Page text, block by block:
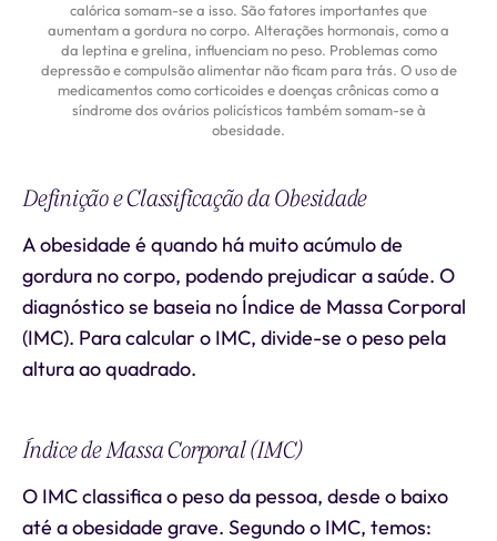
calórica somam-se a isso. São fatores importantes que
aumentam a gordura no corpo. Alterações hormonais, como a
da leptina e grelina, influenciam no peso. Problemas como
depressão e compulsão alimentar não ficam para trás. O uso de
medicamentos como corticoides e doenças crônicas como a
síndrome dos ovários policísticos também somam-se à
obesidade.
Definição e Classificação da Obesidade
A obesidade é quando há muito acúmulo de
gordura no corpo, podendo prejudicar a saúde. O
diagnóstico se baseia no Índice de Massa Corporal
(IMC). Para calcular o IMC, divide-se o peso pela
altura ao quadrado.
Índice de Massa Corporal (IMC)
O IMC classifica o peso da pessoa, desde o baixo
até a obesidade grave. Segundo o IMC, temos: